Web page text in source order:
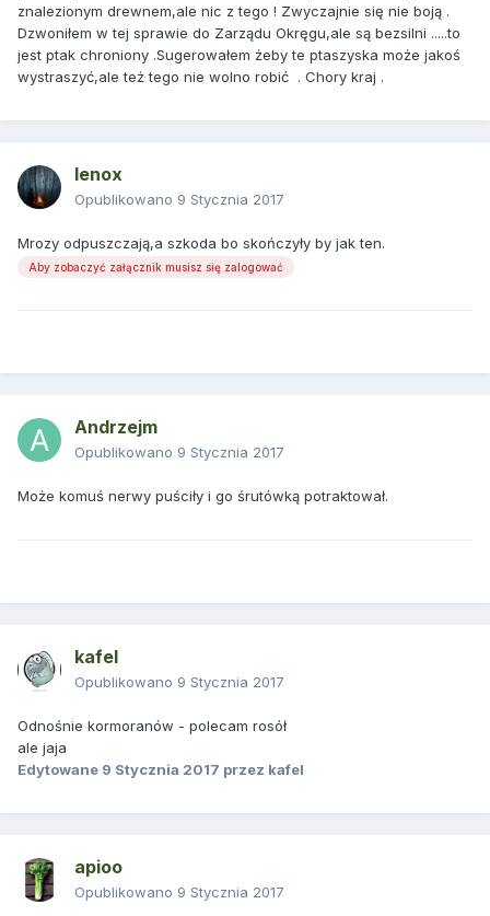
znalezionym drewnem,ale nic z tego ! Zwyczajnie się nie boją .
Dzwoniłem w tej sprawie do Zarządu Okręgu,ale są bezsilni .....to
jest ptak chroniony .Sugerowałem żeby te ptaszyska może jakoś
wystraszyć,ale też tego nie wolno robić . Chory kraj .
lenox
Opublikowano 9 Stycznia 2017
Mrozy odpuszczają,a szkoda bo skończyły by jak ten.
Aby zobaczyć załącznik musisz się zalogować
Andrzejm
Opublikowano 9 Stycznia 2017
Może komuś nerwy puściły i go śrutówką potraktował.
kafel
Opublikowano 9 Stycznia 2017
Odnośnie kormoranów - polecam rosół
ale jaja
Edytowane 9 Stycznia 2017 przez kafel
apioo
Opublikowano 9 Stycznia 2017